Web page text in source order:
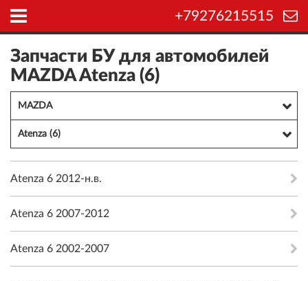
+79276215515
Запчасти БУ для автомобилей
MAZDA Atenza (6)
MAZDA
Atenza (6)
Atenza 6 2012-н.в.
Atenza 6 2007-2012
Atenza 6 2002-2007